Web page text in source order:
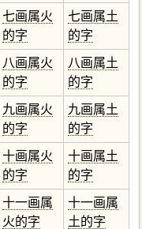
七画属火
的字
七画属土
的字
八画属火
的字
八画属土
的字
九画属火
的字
九画属土
的字
十画属火
的字
十画属土
的字
十一画属
火的字
十一画属
土的字